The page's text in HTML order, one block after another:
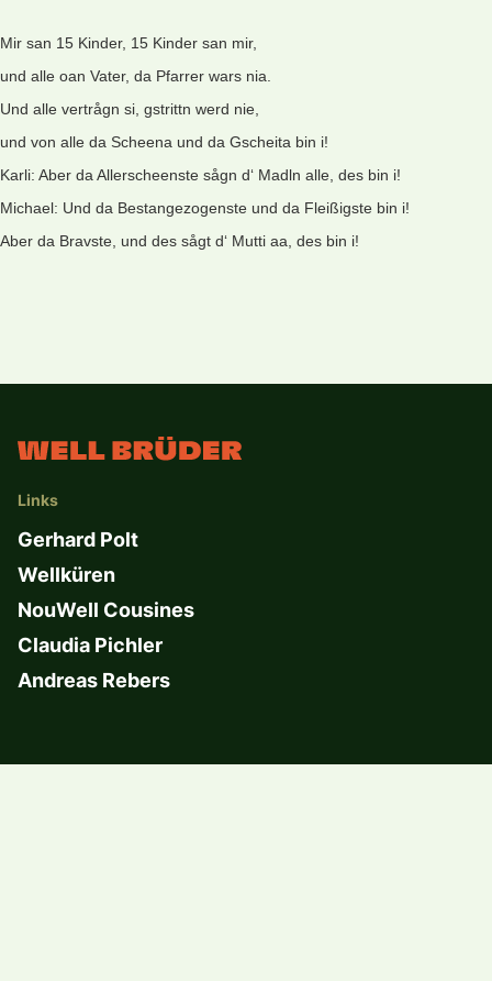
Mir san 15 Kinder, 15 Kinder san mir,
und alle oan Vater, da Pfarrer wars nia.
Und alle vertrågn si, gstrittn werd nie,
und von alle da Scheena und da Gscheita bin i!
Karli: Aber da Allerscheenste sågn d‘ Madln alle, des bin i!
Michael: Und da Bestangezogenste und da Fleißigste bin i!
Aber da Bravste, und des sågt d‘ Mutti aa, des bin i!
Links
Gerhard Polt
Wellküren
NouWell Cousines
Claudia Pichler
Andreas Rebers